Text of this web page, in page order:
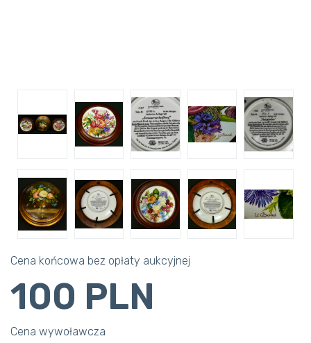
Cena końcowa bez opłaty aukcyjnej
100 PLN
Cena wywoławcza